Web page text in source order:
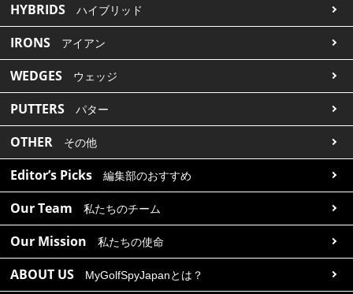
HYBRIDS ハイブリッド
IRONS アイアン
WEDGES ウェッジ
PUTTERS パター
OTHER その他
Editor’s Picks 編集部のおすすめ
Our Team 私たちのチーム
Our Mission 私たちの使命
ABOUT US MyGolfSpyJapanとは？